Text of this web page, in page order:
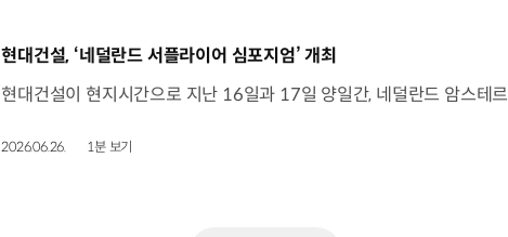
[동영상]
현대건설, ‘네덜란드 서플라이어 심포지엄’ 개최
2026.06.26. 1분 보기